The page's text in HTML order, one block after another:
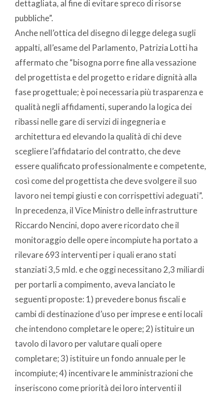
dettagliata, al fine di evitare spreco di risorse
pubbliche”.
Anche nell’ottica del disegno di legge delega sugli
appalti, all’esame del Parlamento, Patrizia Lotti ha
affermato che “bisogna porre fine alla vessazione
del progettista e del progetto e ridare dignità alla
fase progettuale; è poi necessaria più trasparenza e
qualità negli affidamenti, superando la logica dei
ribassi nelle gare di servizi di ingegneria e
architettura ed elevando la qualità di chi deve
scegliere l’affidatario del contratto, che deve
essere qualificato professionalmente e competente,
così come del progettista che deve svolgere il suo
lavoro nei tempi giusti e con corrispettivi adeguati”.
In precedenza, il Vice Ministro delle infrastrutture
Riccardo Nencini, dopo avere ricordato che il
monitoraggio delle opere incompiute ha portato a
rilevare 693 interventi per i quali erano stati
stanziati 3,5 mld. e che oggi necessitano 2,3 miliardi
per portarli a compimento, aveva lanciato le
seguenti proposte: 1) prevedere bonus fiscali e
cambi di destinazione d’uso per imprese e enti locali
che intendono completare le opere; 2) istituire un
tavolo di lavoro per valutare quali opere
completare; 3) istituire un fondo annuale per le
incompiute; 4) incentivare le amministrazioni che
inseriscono come priorità dei loro interventi il